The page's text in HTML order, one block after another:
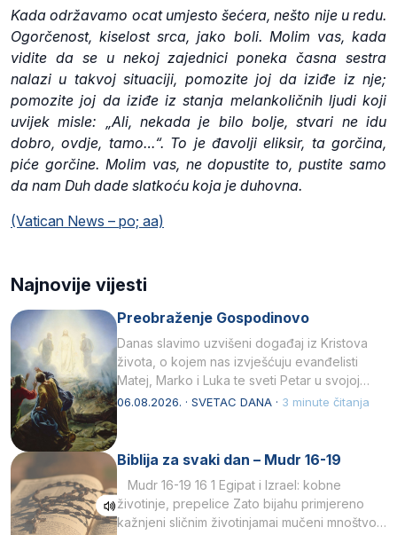
Kada održavamo ocat umjesto šećera, nešto nije u redu.
Ogorčenost, kiselost srca, jako boli. Molim vas, kada
vidite da se u nekoj zajednici poneka časna sestra
nalazi u takvoj situaciji, pomozite joj da iziđe iz nje;
pomozite joj da iziđe iz stanja melankoličnih ljudi koji
uvijek misle: „Ali, nekada je bilo bolje, stvari ne idu
dobro, ovdje, tamo…“. To je đavolji eliksir, ta gorčina,
piće gorčine. Molim vas, ne dopustite to, pustite samo
da nam Duh dade slatkoću koja je duhovna.
(Vatican News – po; aa)
Najnovije vijesti
Preobraženje Gospodinovo
Danas slavimo uzvišeni događaj iz Kristova
života, o kojem nas izvješćuju evanđelisti
Matej, Marko i Luka te sveti Petar u svojoj
drugoj…
06.08.2026. · SVETAC DANA · 3 minute čitanja
Biblija za svaki dan – Mudr 16-19
Mudr 16-19 16 1 Egipat i Izrael: kobne
životinje, prepelice Zato bijahu primjereno
kažnjeni sličnim životinjamai mučeni mnoštvom